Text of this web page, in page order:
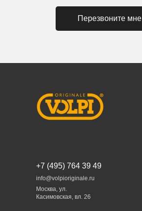
Перезвоните мне
+7 (495) 764 39 49
info@volpioriginale.ru
Москва, ул.
Касимовская, вл. 26